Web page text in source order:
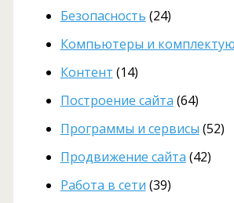
Безопасность (24)
Компьютеры и
Контент (14)
Построение сайта (64)
Программы и сервисы (52)
Продвижение сайта (42)
Работа в сети (39)